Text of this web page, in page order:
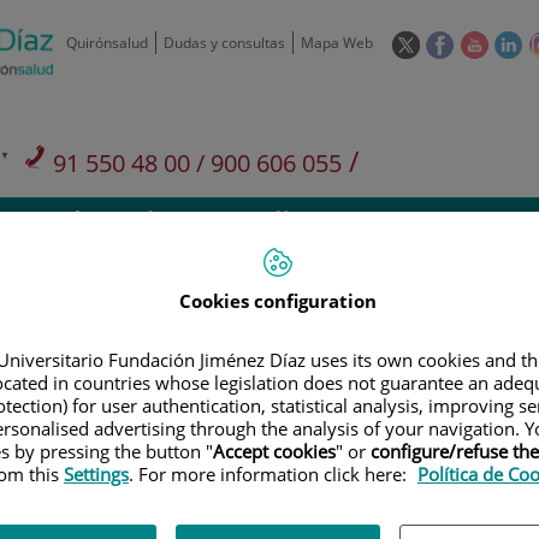
Quirónsalud Dudas y consultas Mapa Web
Este
ventana
nueva.
Este
ventana
nueva.
Este
nueva.
91 550 48 00 / 900 606 055/
Privados: 91 090 05 16
Aseguradoras y
Nuestro
Investigación
Teléfono de atención al usuario900 301 013
Cookies configuration
Fundación Jiménez Díaz uses its own cookies and
in countries whose legislation does not guarantee an
for user authentication, statistical analysis, improving
advertising through the analysis of your navigation.
by pressing the button "Accept cookies" or configure/refuse
thisSettings. For more information click here: Política de